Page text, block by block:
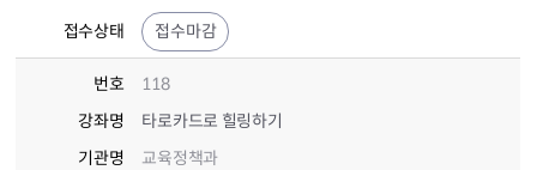
접수상태 접수마감
번호
118
강좌명
타로카드로 힐링하기
기관명
교육정책과